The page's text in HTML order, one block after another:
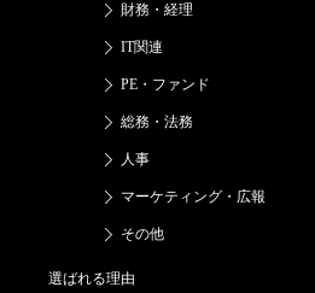
財務・経理
IT関連
PE・ファンド
総務・法務
人事
マーケティング・広報
その他
選ばれる理由